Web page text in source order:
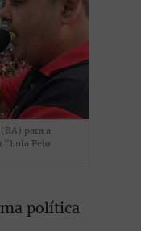
para a
"Lula Pelo
política